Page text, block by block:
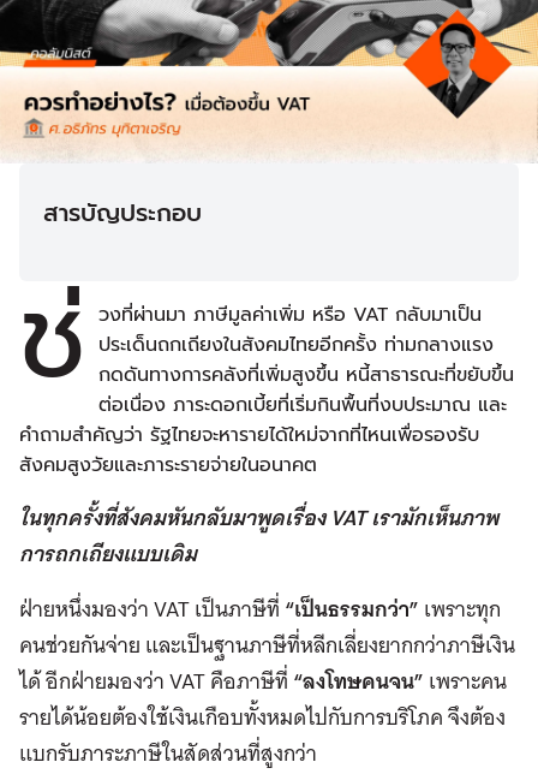
สารบัญประกอบ
ช่ วงที่ผ่านมา ภาษีมูลค่าเพิ่ม หรือ VAT กลับมาเป็น
ประเด็นถกเถียงในสังคมไทยอีกครั้ง ท่ามกลางแรง
กดดันทางการคลังที่เพิ่มสูงขึ้น หนี้สาธารณะที่ขยับขึ้น
ต่อเนื่อง ภาระดอกเบี้ยที่เริ่มกินพื้นที่งบประมาณ และ
คำถามสำคัญว่า รัฐไทยจะหารายได้ใหม่จากที่ไหนเพื่อรองรับ
สังคมสูงวัยและภาระรายจ่ายในอนาคต
ในทุกครั้งที่สังคมหันกลับมาพูดเรื่อง VAT เรามักเห็นภาพ
การถกเถียงแบบเดิม
ฝ่ายหนึ่งมองว่า VAT เป็นภาษีที่“เป็นธรรมกว่า”เพราะทุก
คนช่วยกันจ่าย และเป็นฐานภาษีที่หลีกเลี่ยงยากกว่าภาษีเงิน
ได้ อีกฝ่ายมองว่า VAT คือภาษีที่“ลงโทษคนจน”เพราะคน
รายได้น้อยต้องใช้เงินเกือบทั้งหมดไปกับการบริโภค จึงต้อง
แบกรับภาระภาษีในสัดส่วนที่สูงกว่า